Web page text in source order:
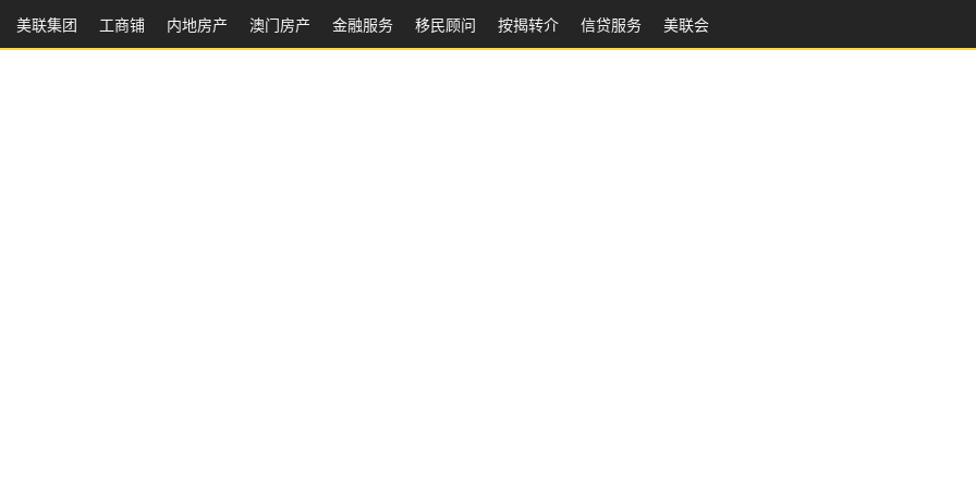
美联集团 工商铺 内地房产 澳⻔房产 金融服务 移民顾问 按揭转介 信贷服务 美联会